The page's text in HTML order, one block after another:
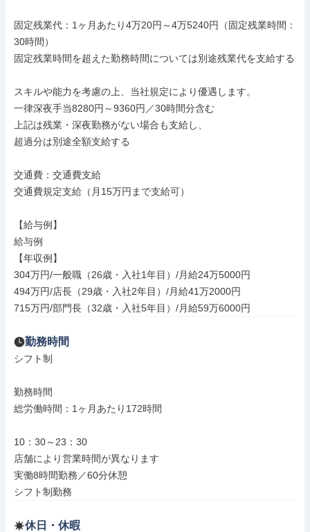
固定残業代：1ヶ月あたり4万20円～4万5240円（固定残業時間：
30時間）
固定残業時間を超えた勤務時間については別途残業代を支給する
スキルや能力を考慮の上、当社規定により優遇します。
一律深夜手当8280円～9360円／30時間分含む
上記は残業・深夜勤務がない場合も支給し、
超過分は別途全額支給する
交通費：交通費支給
交通費規定支給（月15万円まで支給可）
【給与例】
給与例
【年収例】
304万円/一般職（26歳・入社1年目）/月給24万5000円
494万円/店長（29歳・入社2年目）/月給41万2000円
715万円/部門長（32歳・入社5年目）/月給59万6000円
勤務時間
シフト制
勤務時間
総労働時間：1ヶ月あたり172時間
10：30～23：30
店舗により営業時間が異なります
実働8時間勤務／60分休憩
シフト制勤務
休日・休暇